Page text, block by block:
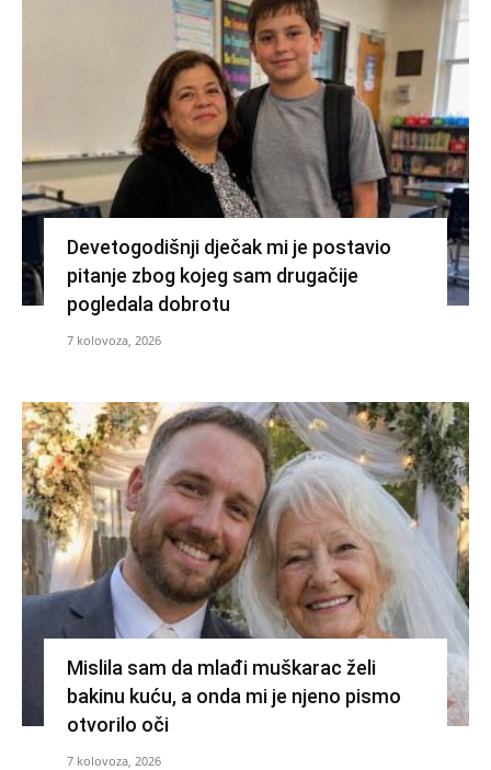
Devetogodišnji dječak mi je postavio
pitanje zbog kojeg sam drugačije
pogledala dobrotu
7 kolovoza, 2026
Mislila sam da mlađi muškarac želi
bakinu kuću, a onda mi je njeno pismo
otvorilo oči
7 kolovoza, 2026